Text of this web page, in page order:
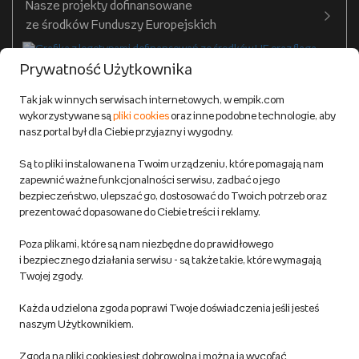
Zwroty
Reklamacje
Regulamin empik.com
Pozostałe Regulaminy Empiku
Polityka prywatności empik.com
produktów niebezpiecznych
Do 100 zł na pierwsze zakupy w aplikacji. Pobierz i
korzystaj z kodów zniżkowych.Dowiedz się więcej
Nasze projekty dofinansowane
ze środków Funduszy Europejskich
Prywatność Użytkownika
Tak jak w innych serwisach internetowych, w empik.com
wykorzystywane sąpliki cookiesoraz inne podobne technologie, aby
nasz portal był dla Ciebie przyjazny i wygodny.
Są to pliki instalowane na Twoim urządzeniu, które pomagają nam
zapewnić ważne funkcjonalności serwisu, zadbać o jego
bezpieczeństwo, ulepszać go, dostosować do Twoich potrzeb oraz
prezentować dopasowane do Ciebie treści i reklamy.
Poza plikami, które są nam niezbędne do prawidłowego
i bezpiecznego działania serwisu - są także takie, które wymagają
Twojej zgody.
Każda udzielona zgoda poprawi Twoje doświadczenia jeśli jesteś
naszym Użytkownikiem.